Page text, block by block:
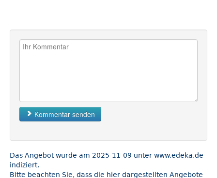
Kommentar senden
Das Angebot wurde am 2025-11-09 unter www.edeka.de
indiziert.
Bitte beachten Sie, dass die hier dargestellten Angebote